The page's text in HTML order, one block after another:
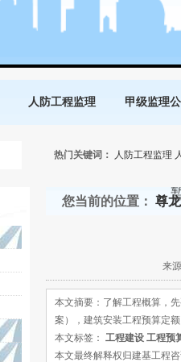
人防工程监理 甲级监理
热门关键词： 人防工程监理
您当前的位置： 尊
来
本文摘要：了解工程概算，
案），建筑安装工程预算定
本文标签： 工程建设 工程预
本文最终解释权归建基工程咨